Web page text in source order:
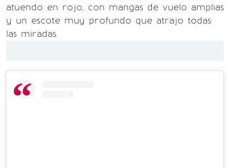
atuendo en rojo, con mangas de vuelo amplias
y un escote muy profundo que atrajo todas
las miradas.